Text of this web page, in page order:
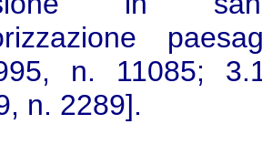
n. 11085;
n. 2289].